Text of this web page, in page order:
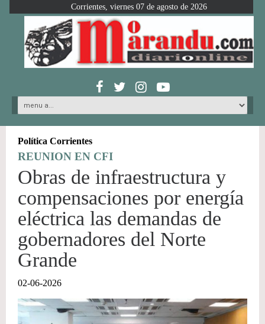
Corrientes, viernes 07 de agosto de 2026
Política Corrientes
REUNION EN CFI
Obras de infraestructura y
compensaciones por energía
eléctrica las demandas de
gobernadores del Norte
Grande
02-06-2026